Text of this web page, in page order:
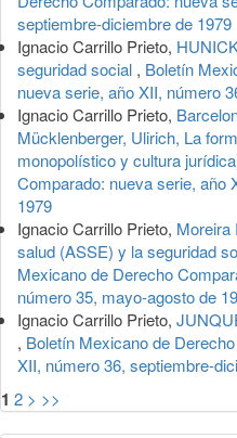
septiembre-diciembre de 1979
Ignacio Carrillo Prieto,
seguridad social , Boletín
nueva serie, año XII, número
Ignacio Carrillo Prieto,
Mücklenberger, Ulirich, La
monopolístico y cultura
Comparado: nueva serie, año
1979
Ignacio Carrillo Prieto, Moreira
salud (ASSE) y la seguridad
Mexicano de Derecho
número 35, mayo-agosto de
Ignacio Carrillo Prieto,
, Boletín Mexicano de
XII, número 36, septiembre-
1 2 > >>